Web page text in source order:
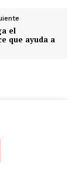
el
que ayuda a